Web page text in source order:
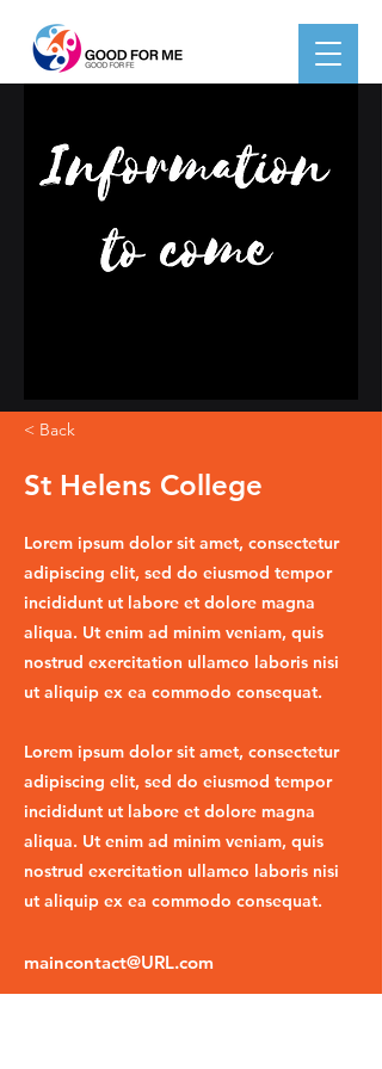
< Back
St Helens College
Lorem ipsum dolor sit amet, consectetur
adipiscing elit, sed do eiusmod tempor
incididunt ut labore et dolore magna
aliqua. Ut enim ad minim veniam, quis
nostrud exercitation ullamco laboris nisi
ut aliquip ex ea commodo consequat.
Lorem ipsum dolor sit amet, consectetur
adipiscing elit, sed do eiusmod tempor
incididunt ut labore et dolore magna
aliqua. Ut enim ad minim veniam, quis
nostrud exercitation ullamco laboris nisi
ut aliquip ex ea commodo consequat.
maincontact@URL.com
020 1234 5768